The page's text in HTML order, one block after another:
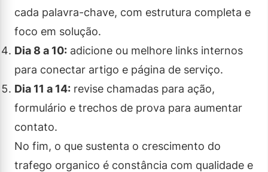
cada palavra-chave, com estrutura completa e
foco em solução.
Dia 8 a 10: adicione ou melhore links internos
para conectar artigo e página de serviço.
Dia 11 a 14: revise chamadas para ação,
formulário e trechos de prova para aumentar
contato.
No fim, o que sustenta o crescimento do
trafego organico é constância com qualidade e